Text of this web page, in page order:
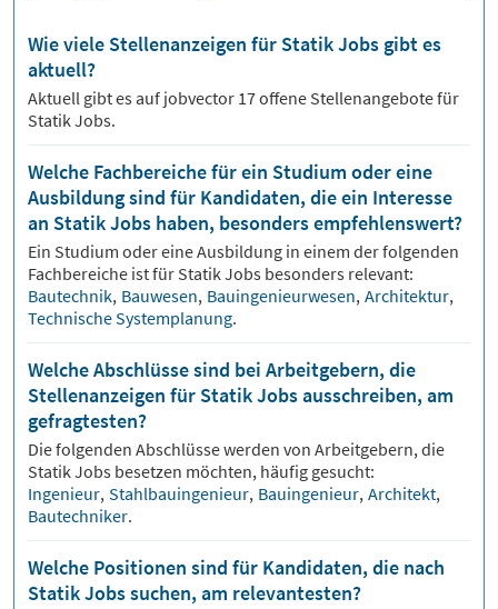
Wie viele Stellenanzeigen für Statik Jobs gibt es
aktuell?
Aktuell gibt es auf jobvector 17offene Stellenangebote für
Statik Jobs.
Welche Fachbereiche für ein Studium oder eine
Ausbildung sind für Kandidaten, die ein Interesse
an Statik Jobs haben, besonders empfehlenswert?
Ein Studium oder eine Ausbildung in einem der folgenden
Fachbereiche ist für StatikJobs besonders relevant:
Bautechnik, Bauwesen, Bauingenieurwesen, Architektur,
Technische Systemplanung.
Welche Abschlüsse sind bei Arbeitgebern, die
Stellenanzeigen für Statik Jobs ausschreiben, am
gefragtesten?
Die folgenden Abschlüsse werden von Arbeitgebern, die
StatikJobs besetzen möchten, häufig gesucht:
Ingenieur, Stahlbauingenieur, Bauingenieur, Architekt,
Bautechniker.
Welche Positionen sind für Kandidaten, die nach
Statik Jobs suchen, am relevantesten?